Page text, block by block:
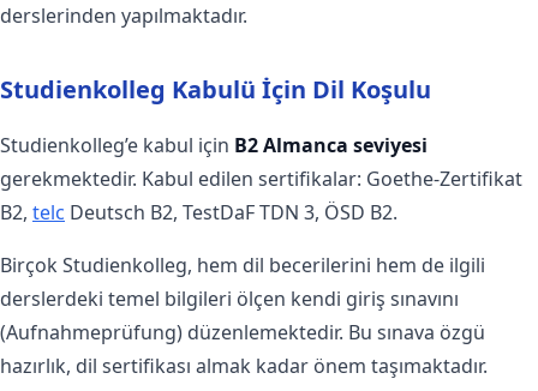
derslerinden yapılmaktadır.
Studienkolleg Kabulü İçin Dil Koşulu
Studienkolleg’e kabul için B2 Almanca seviyesi
gerekmektedir. Kabul edilen sertifikalar: Goethe-Zertifikat
B2, telc Deutsch B2, TestDaF TDN 3, ÖSD B2.
Birçok Studienkolleg, hem dil becerilerini hem de ilgili
derslerdeki temel bilgileri ölçen kendi giriş sınavını
(Aufnahmeprüfung) düzenlemektedir. Bu sınava özgü
hazırlık, dil sertifikası almak kadar önem taşımaktadır.